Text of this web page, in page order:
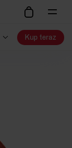
Kup teraz